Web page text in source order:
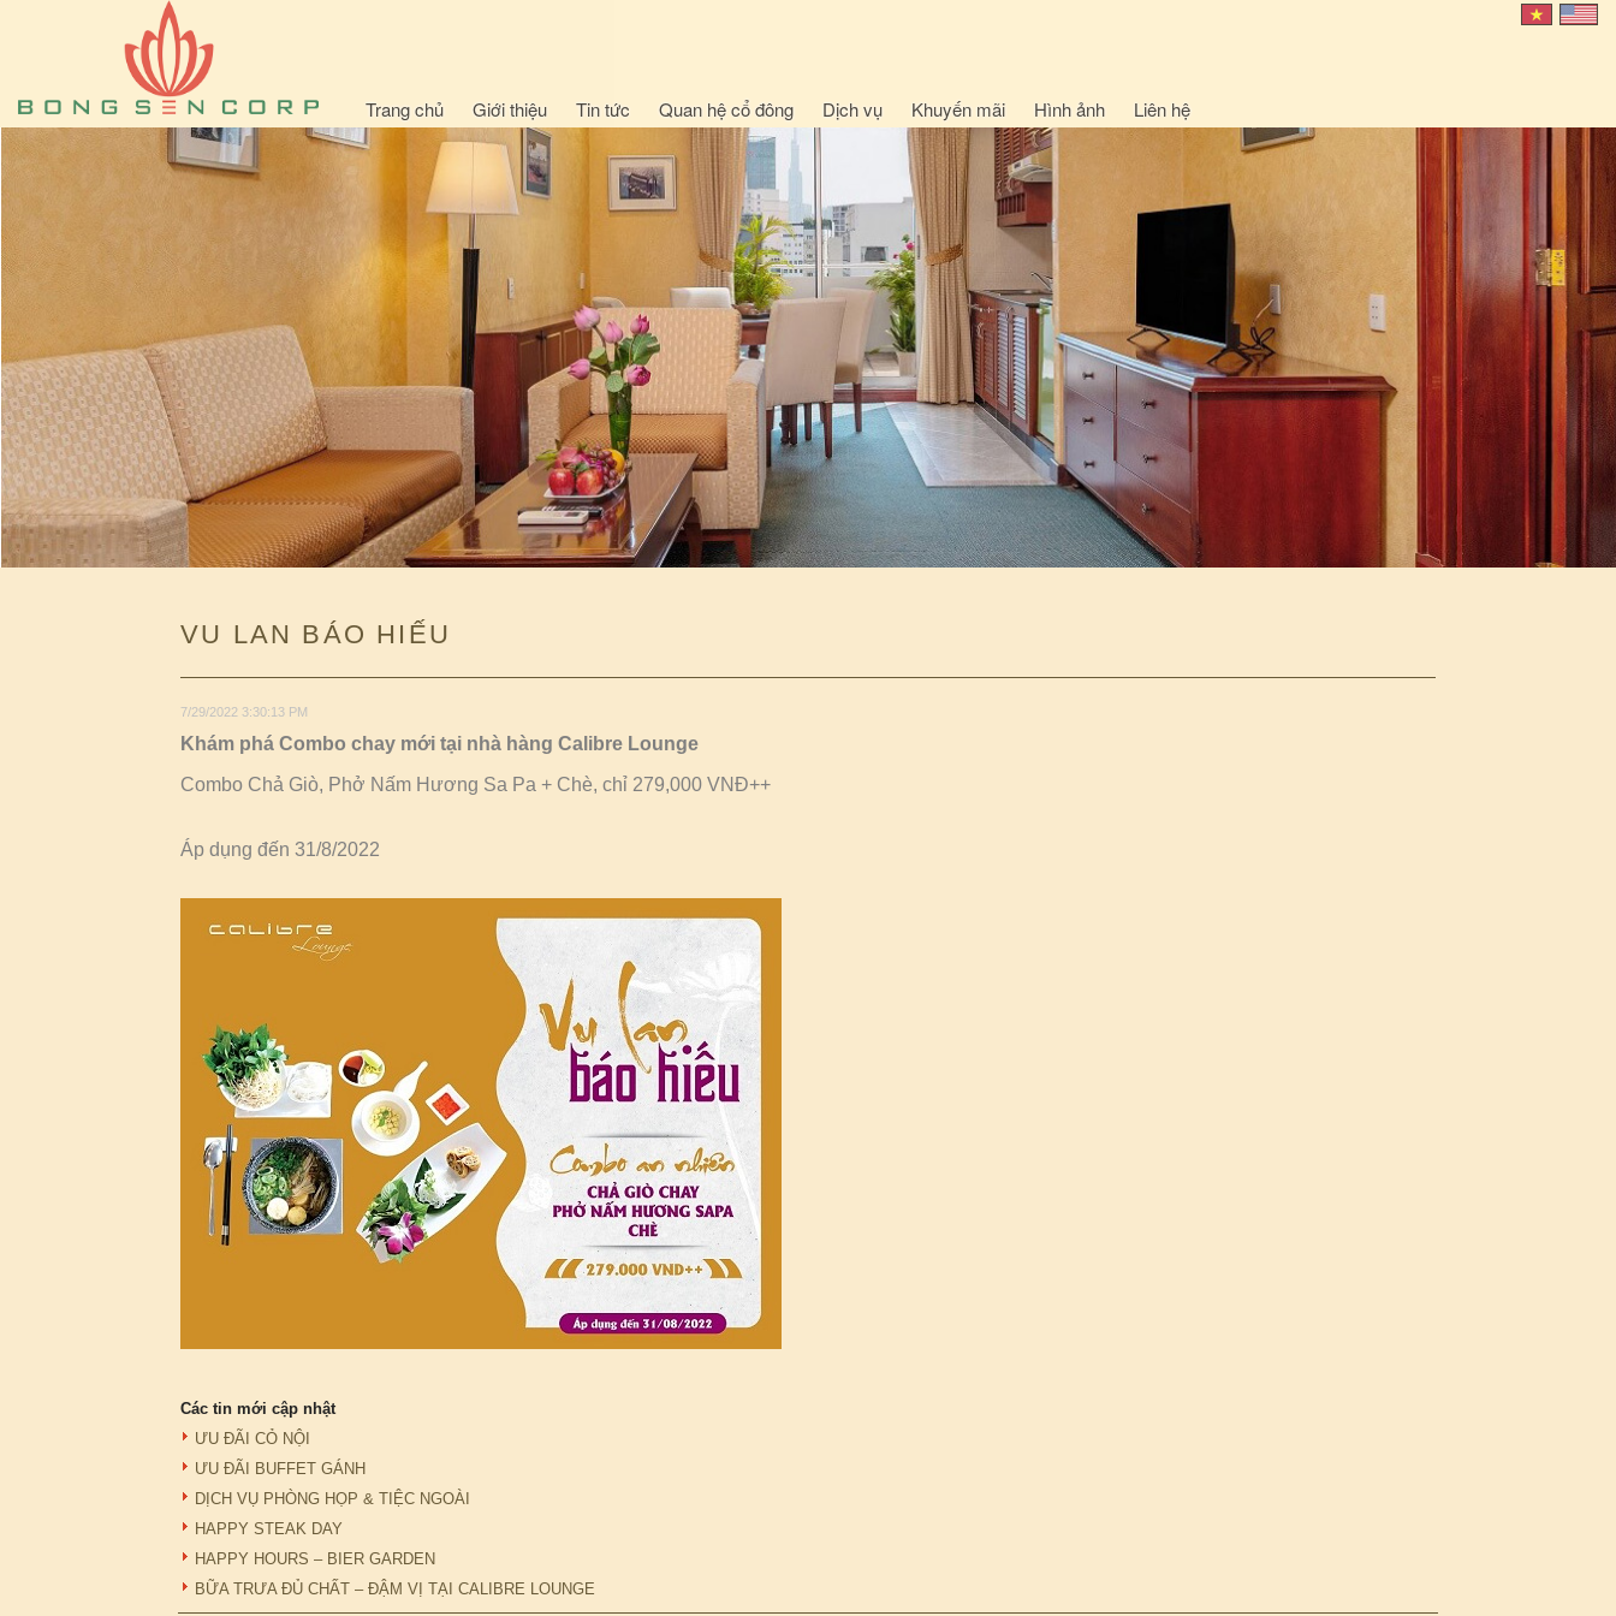
Trang chủ Giới thiệu Tin tức Quan hệ cổ đông Dịch vụ Khuyến mãi Hình ảnh Liên hệ
VU LAN BÁO HIẾU
7/29/2022 3:30:13 PM
Khám phá Combo chay mới tại nhà hàng Calibre Lounge
Combo Chả Giò, Phở Nấm Hương Sa Pa + Chè, chỉ 279,000 VNĐ++
Áp dụng đến 31/8/2022
Các tin mới cập nhật
ƯU ĐÃI CỎ NỘI
ƯU ĐÃI BUFFET GÁNH
DỊCH VỤ PHÒNG HỌP & TIỆC NGOÀI
HAPPY STEAK DAY
HAPPY HOURS – BIER GARDEN
BỮA TRƯA ĐỦ CHẤT – ĐẬM VỊ TẠI CALIBRE LOUNGE